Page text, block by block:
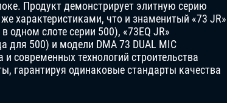
Продукт демонстрирует элитную серию
характеристиками, что и знаменитый «73 JR»
слоте серии 500), «73EQ JR»
500) и модели DMA 73 DUAL MIC
современных технологий строительства
гарантируя одинаковые стандарты качества